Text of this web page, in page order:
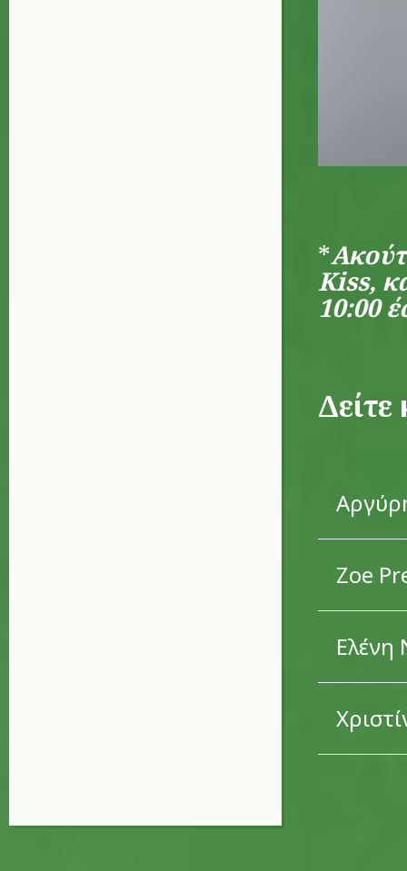
*
Kiss,
10:00
Zoe
Ελένη